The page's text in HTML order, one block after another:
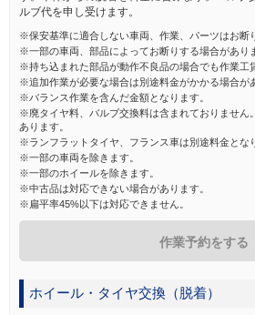
ルブ代を申し受けます。
※保安基準に適合しない車両、作業、パーツはお断
※一部の車両、部品によってお断りする場合があり
※持ち込まれた部品が動作不良品の場合でも作業工
※追加作業が必要な場合は別途料金がかかる場合が
※バランス作業を含んだ金額となります。
※廃タイヤ料、バルブ交換料は含まれておりません
あります。
※ランフラットタイヤ、フランス車は別途料金とな
※一部の車両を除きます。
※一部のホイールを除きます。
※中古品は対応できない場合があります。
※扁平率45%以下は対応できません。
作業予約をする
ホイール・タイヤ交換（脱着）